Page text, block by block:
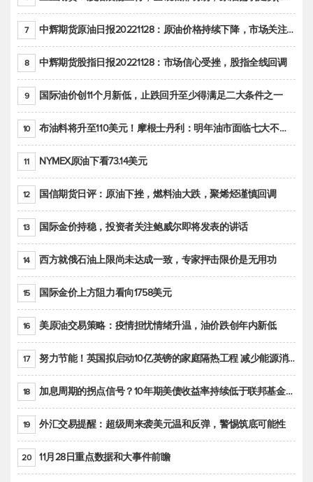
7 中辉期货原油日报20221128：原油价格持续下降，市场关注OPEC+新一轮产能政策
8 中辉期货股指日报20221128：市场信心受挫，股指全线回调
9 国际油价创11个月新低，止跌回升至少得满足二大条件之一
10 布油料将升至110美元！摩根士丹利：明年油市面临七大不确定性
11 NYMEX原油下看73.14美元
12 国信期货日评：原油下挫，燃料油大跌，聚烯烃谨慎回调
13 国际金价持稳，投资者关注鲍威尔即将发表的讲话
14 西方就俄石油上限尚未达成一致，专家抨击限价是无用功
15 国际金价上方阻力看向1758美元
16 美原油交易策略：疫情担忧情绪升温，油价跌创年内新低
17 努力节能！英国拟启动10亿英镑的家庭隔热工程 减少能源消耗
18 加息周期的拐点信号？10年期美债收益率持续低于联邦基金利率目标区间
19 外汇交易提醒：超级周来袭美元温和反弹，警惕筑底可能性
20 11月28日重点数据和大事件前瞻